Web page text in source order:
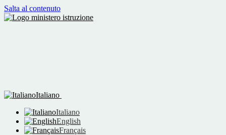
Salta al contenuto
Italiano
Italiano
English
Français